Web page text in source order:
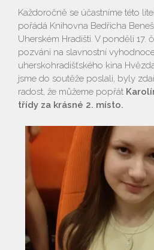
Každoročně se účastníme této
pořádá Knihovna Bedřicha
Uherském Hradišti. V pondělí 17.
pozváni na slavnostní
uherskohradišťského kina
jsme do soutěže poslali, byly
radost, že můžeme popřát
třídy za krásné 2. místo.